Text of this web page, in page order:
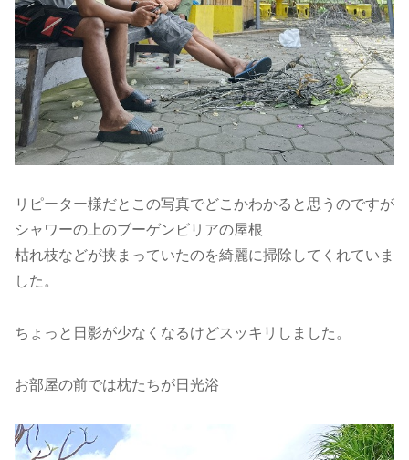
リピーター様だとこの写真でどこかわかると思うのですが
シャワーの上のブーゲンビリアの屋根
枯れ枝などが挟まっていたのを綺麗に掃除してくれていま
した。
ちょっと日影が少なくなるけどスッキリしました。
お部屋の前では枕たちが日光浴